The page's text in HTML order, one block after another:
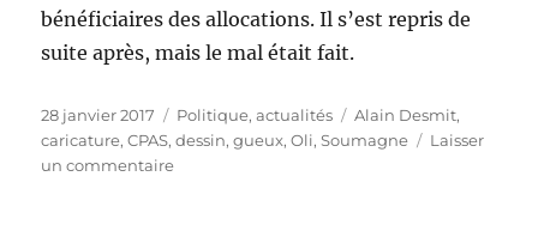
bénéficiaires des allocations. Il s’est repris de
suite après, mais le mal était fait.
Publié
le
28 janvier 2017 Catégories
Politique, actualités Étiquettes
Alain Desmit,
caricature,CPAS,dessin,gueux,Oli,Soumagne
Laisser
un commentairesur